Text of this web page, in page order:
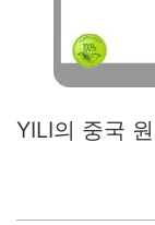
YILI의 중국